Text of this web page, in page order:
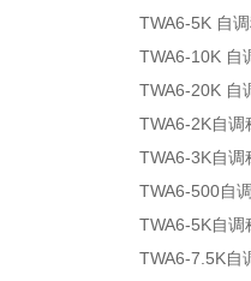
TWA6-5K 自
TWA6-10K 自
TWA6-20K 自
TWA6-2K自
TWA6-3K自
TWA6-500自
TWA6-5K自
TWA6-7.5K自